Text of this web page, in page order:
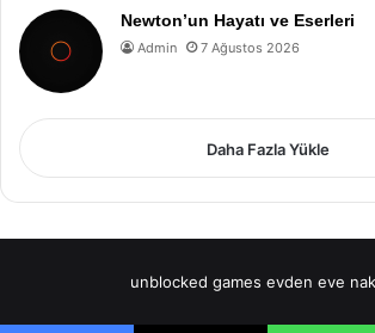
Newton’un Hayatı ve Eserleri
Admin 7 Ağustos 2026
Daha Fazla Yükle
unblocked games evden eve